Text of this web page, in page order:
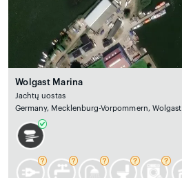
Wolgast Marina
Jachtų uostas
Germany, Mecklenburg-Vorpommern, Wolgast